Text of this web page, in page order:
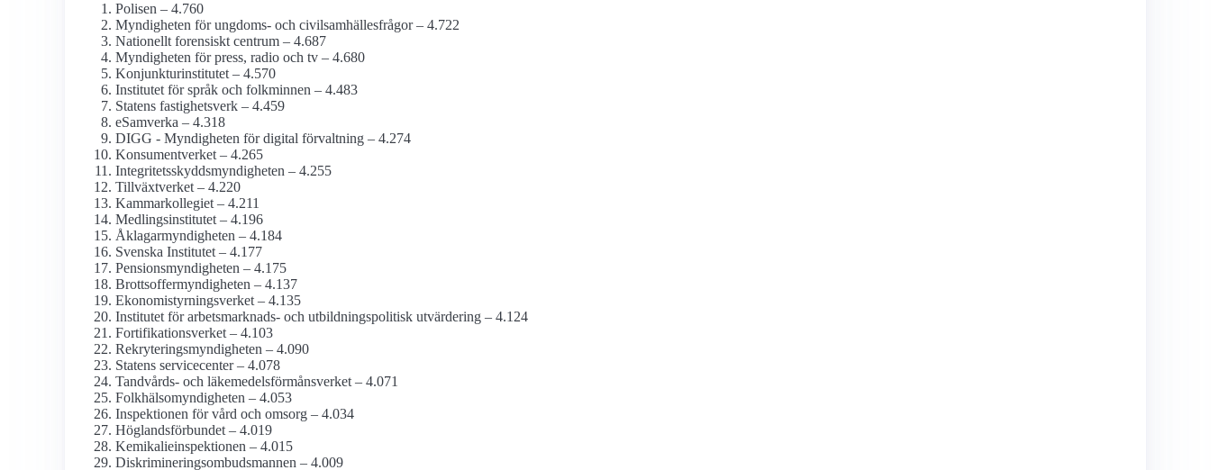
Polisen – 4.760
Myndigheten för ungdoms- och civilsamhälles­frågor – 4.722
Nationellt forensiskt centrum – 4.687
Myndigheten för press, radio och tv – 4.680
Konjunktu­rinstitutet – 4.570
Institutet för språk och folkminnen – 4.483
Statens fastighetsverk – 4.459
eSamverka – 4.318
DIGG - Myndigheten för digital förvaltning – 4.274
Konsument­verket – 4.265
Integritetsskydds­myndigheten – 4.255
Tillväxtverket – 4.220
Kammar­kollegiet – 4.211
Medlings­institutet – 4.196
Åklagar­myndigheten – 4.184
Svenska Institutet – 4.177
Pensions­myndigheten – 4.175
Brottsoffer­myndigheten – 4.137
Ekonomistyrnings­verket – 4.135
Institutet för arbetsmarknads- och utbildnings­politisk utvärdering – 4.124
Fortifikations­verket – 4.103
Rekrytering­smyndigheten – 4.090
Statens servicecenter – 4.078
Tandvårds- och läkemedels­förmåns­verket – 4.071
Folkhälso­myndigheten – 4.053
Inspektionen för vård och omsorg – 4.034
Höglandsförbundet – 4.019
Kemikalie­inspektionen – 4.015
Diskriminerings­ombudsmannen – 4.009